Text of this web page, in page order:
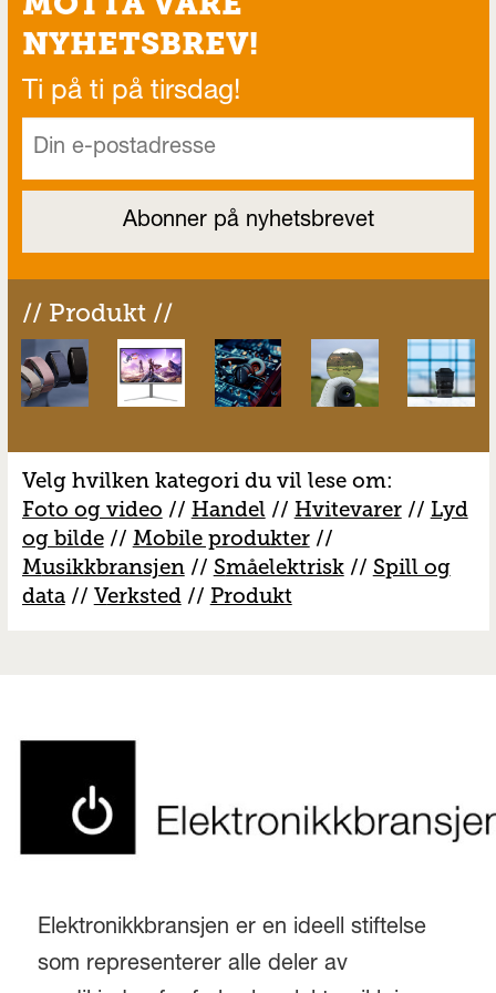
NYHETSBREV!
Ti på ti på tirsdag!
// Produkt //
Velg hvilken kategori du vil lese om:
Foto og video // Handel // Hvitevarer// Lyd
og bilde// Mobile produkter//
Musikkbransjen// Småelektrisk// Spill og
data// Verksted// Produkt
Elektronikkbransjen er en ideell stiftelse
som representerer alle deler av